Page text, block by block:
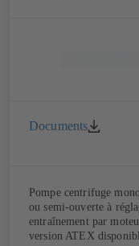
Documents
Pompe centrifuge
ou semi-ouverte à
entraînement par
version ATEX